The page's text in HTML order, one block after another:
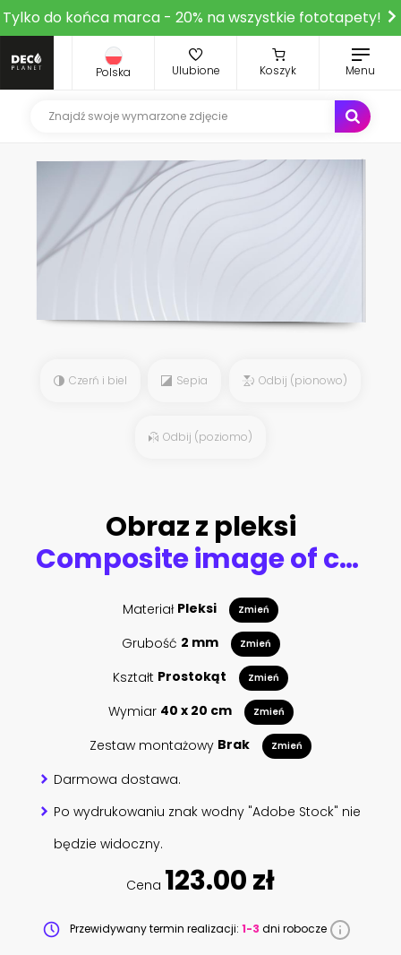
Tylko do końca marca - 20% na wszystkie fototapety!
Polska Ulubione Koszyk Menu
Czerń i biel Sepia Odbij (pionowo)
Odbij (poziomo)
Obraz z pleksi
Composite image of close-up of american flag
Materiał Pleksi Zmień
Grubość 2 mm Zmień
Kształt Prostokąt Zmień
Wymiar 40 x 20 cm Zmień
Zestaw montażowy Brak Zmień
Darmowa dostawa.
Po wydrukowaniu znak wodny "Adobe Stock" nie
będzie widoczny.
Cena 123.00 zł
Przewidywany termin realizacji: 1-3 dni robocze